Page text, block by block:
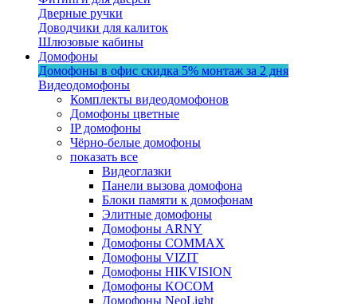
Дверные ручки
Доводчики для калиток
Шлюзовые кабины
Домофоны
Домофоны в офис скидка 5% монтаж за 2 дня
Видеодомофоны
Комплекты видеодомофонов
Домофоны цветные
IP домофоны
Чёрно-белые домофоны
показать все
Видеоглазки
Панели вызова домофона
Блоки памяти к домофонам
Элитные домофоны
Домофоны ARNY
Домофоны COMMAX
Домофоны VIZIT
Домофоны HIKVISION
Домофоны KOCOM
Домофоны NeoLight